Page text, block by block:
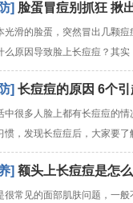
] 脸蛋冒痘别抓狂 揪
的脸蛋，突然冒出几颗痘
么原因导致脸上长痘痘？其
] 长痘痘的原因 6个
多人脸上都有长痘痘的情
惯，发现长痘痘后，大家要
] 额头上长痘痘是怎
很常见的面部肌肤问题，一